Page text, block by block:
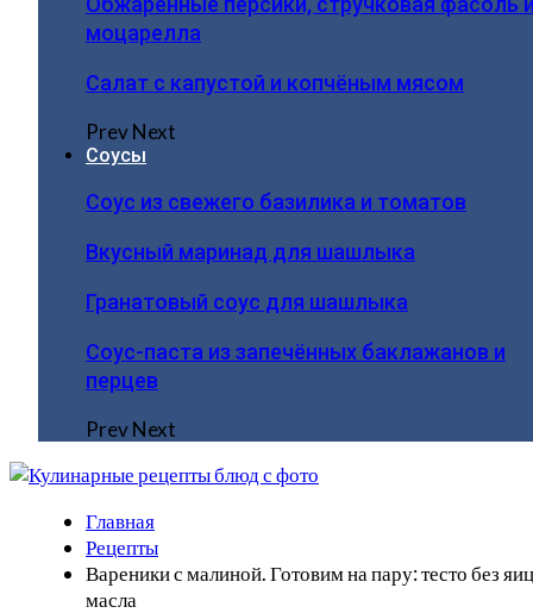
моцарелла
Салат с капустой и копчёным мясом
PrevNext
Соусы
Соус из свежего базилика и томатов
Вкусный маринад для шашлыка
Гранатовый соус для шашлыка
Соус-паста из запечённых баклажанов и
перцев
PrevNext
Главная
Рецепты
Вареники с малиной. Готовим на пару: тесто без
масла